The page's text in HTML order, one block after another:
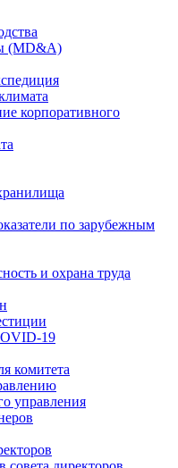
(MD&A)
корпоративного
по зарубежным
и охрана труда
комитета
управления